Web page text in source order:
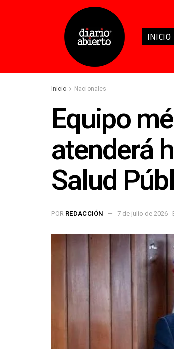
INICIO
Inicio Nacionales
Equipo
atenderá
Salud
POR REDACCIÓN 7 de julio de 2026